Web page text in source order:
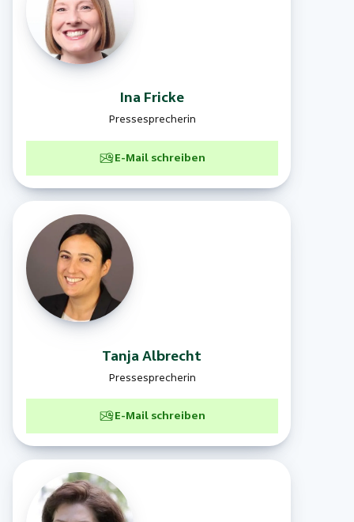
Ina Fricke
Pressesprecherin
E-Mail schreiben
Tanja Albrecht
Pressesprecherin
E-Mail schreiben